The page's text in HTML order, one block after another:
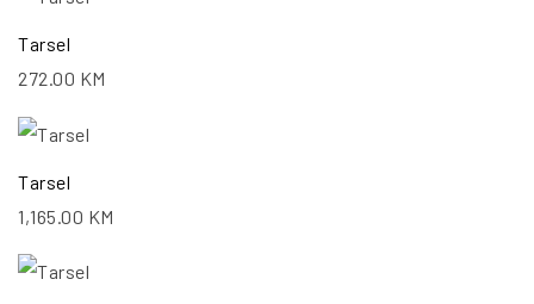
Tarsel
272.00 KM
Tarsel
1,165.00 KM